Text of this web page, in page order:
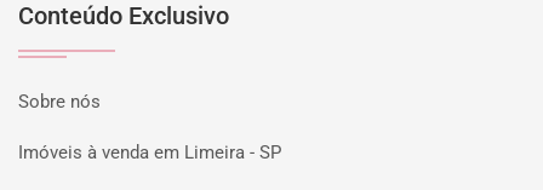
Conteúdo Exclusivo
Sobre nós
Imóveis à venda em Limeira - SP